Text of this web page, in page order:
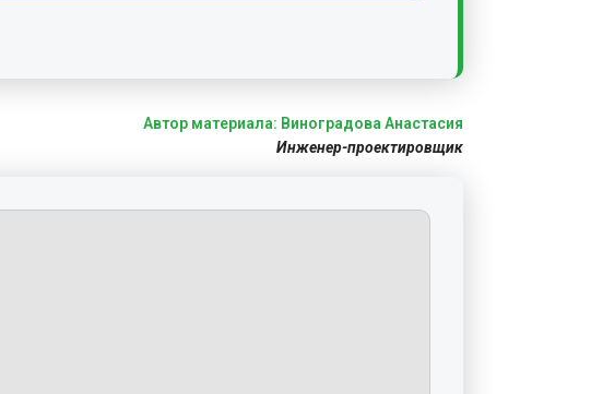
Автор материала: Виноградова Анастасия
Инженер-проектировщик